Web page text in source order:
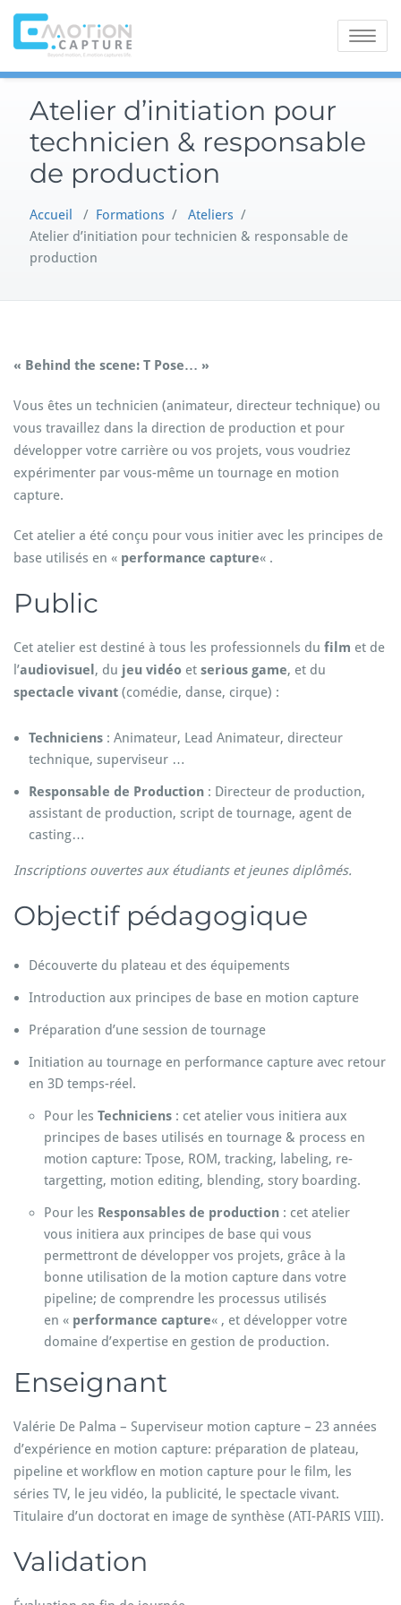
Toggle
Atelier d’initiation pour
technicien & responsable
de production
Accueil / Formations / Ateliers /
Atelier d’initiation pour technicien & responsable de
production
« Behind the scene: T Pose… »
Vous êtes un technicien (animateur, directeur technique) ou
vous travaillez dans la direction de production et pour
développer votre carrière ou vos projets, vous voudriez
expérimenter par vous-même un tournage en motion
capture.
Cet atelier a été conçu pour vous initier avec les principes de
base utilisés en « performance capture« .
Public
Cet atelier est destiné à tous les professionnels du film et de
l’audiovisuel , du jeu vidéo et serious game, et du
spectacle vivant (comédie, danse, cirque) :
Techniciens : Animateur, Lead Animateur, directeur
technique, superviseur …
Responsable de Production : Directeur de production,
assistant de production, script de tournage, agent de
casting…
Inscriptions ouvertes aux étudiants et jeunes diplômés.
Objectif pédagogique
Découverte du plateau et des équipements
Introduction aux principes de base en motion capture
Préparation d’une session de tournage
Initiation au tournage en performance capture avec retour
en 3D temps-réel.
Pour les Techniciens : cet atelier vous initiera aux
principes de bases utilisés en tournage & process en
motion capture: Tpose, ROM, tracking, labeling, re-
targetting, motion editing, blending, story boarding.
Pour les Responsables de production : cet atelier
vous initiera aux principes de base qui vous
permettront de développer vos projets, grâce à la
bonne utilisation de la motion capture dans votre
pipeline; de comprendre les processus utilisés
en « performance capture« , et développer votre
domaine d’expertise en gestion de production.
Enseignant
Valérie De Palma – Superviseur motion capture – 23 années
d’expérience en motion capture: préparation de plateau,
pipeline et workflow en motion capture pour le film, les
séries TV, le jeu vidéo, la publicité, le spectacle vivant.
Titulaire d’un doctorat en image de synthèse (ATI-PARIS VIII).
Validation